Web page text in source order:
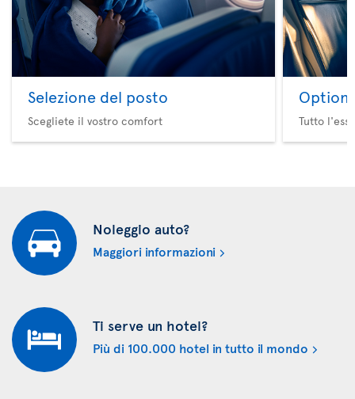
Selezione del posto
Scegliete il vostro comfort
Option
Tutto
Noleggio auto?
Maggiori informazioni
Ti serve un hotel?
Più di 100.000 hotel in tutto il mondo